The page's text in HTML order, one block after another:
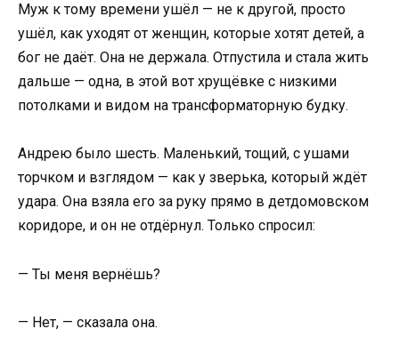
Муж к тому времени ушёл — не к другой, просто
ушёл, как уходят от женщин, которые хотят детей, а
бог не даёт. Она не держала. Отпустила и стала жить
дальше — одна, в этой вот хрущёвке с низкими
потолками и видом на трансформаторную будку.
Андрею было шесть. Маленький, тощий, с ушами
торчком и взглядом — как у зверька, который ждёт
удара. Она взяла его за руку прямо в детдомовском
коридоре, и он не отдёрнул. Только спросил:
— Ты меня вернёшь?
— Нет, — сказала она.